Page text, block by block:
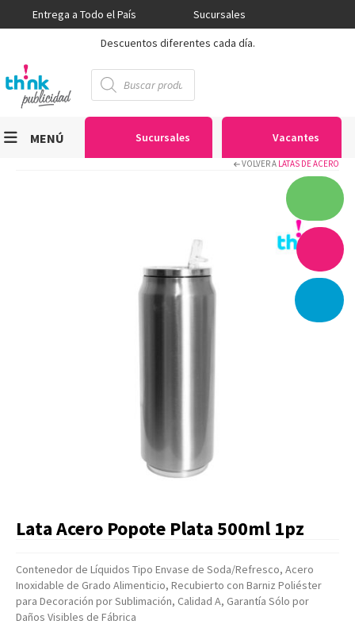
Entrega a Todo el País
Sucursales
Descuentos diferentes cada día.
Búsqueda
de
productos
Sucursales Vacantes
MENÚ
Gran Formato
Textiles
Facturación
Listas de Precios
VOLVER A LATAS DE ACERO
Lata Acero Popote Plata 500ml 1pz
Contenedor de Líquidos Tipo Envase de Soda/Refresco, Acero
Inoxidable de Grado Alimenticio, Recubierto con Barniz Poliéster
para Decoración por Sublimación, Calidad A, Garantía Sólo por
Daños Visibles de Fábrica